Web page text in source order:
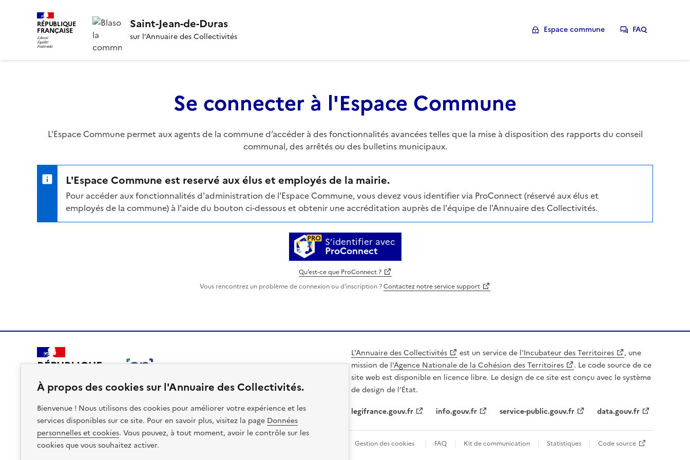
À propos des cookies sur l'Annuaire des Collectivités.
Bienvenue ! Nous utilisons des cookies pour améliorer votre expérience et les
services disponibles sur ce site. Pour en savoir plus, visitez la page Données
personnelles et cookies. Vous pouvez, à tout moment, avoir le contrôle sur les
cookies que vous souhaitez activer.
RÉPUBLIQUE
FRANÇAISE Saint-Jean-de-Duras
sur l’Annuaire des Collectivités
Espace commune FAQ
Se connecter à l'Espace Commune
L'Espace Commune permet aux agents de la commune d’accéder à des fonctionnalités avancées telles que la mise à disposition des rapports du conseil
communal, des arrêtés ou des bulletins municipaux.
L'Espace Commune est reservé aux élus et employés de la mairie.
Pour accéder aux fonctionnalités d'administration de l'Espace Commune, vous devez vous identifier via ProConnect (réservé aux élus et
employés de la commune) à l'aide du bouton ci-dessous et obtenir une accréditation auprès de l'équipe de l'Annuaire des Collectivités.
S’identifier avec
ProConnect
Qu’est-ce que ProConnect ?
Vous rencontrez un problème de connexion ou d'inscription ?Contactez notre service support
RÉPUBLIQUE
L'Annuaire des Collectivités est un service de l'Incubateur des Territoires
, une
mission de l'Agence Nationale de la Cohésion des Territoires
. Le code source de ce
site web est disponible en licence libre. Le design de ce site est conçu avec le système
de design de l’État.
legifrance.gouv.fr
info.gouv.fr service-public.gouv.fr data.gouv.fr
Plan du site Accessibilite : non conforme Gestion des cookies FAQ Kit de communication Statistiques Code source